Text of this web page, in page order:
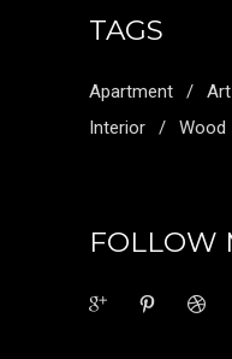
TAGS
Apartment Art
Interior
Wood
FOLLOW